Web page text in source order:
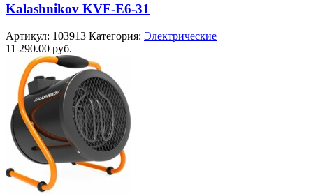
Kalashnikov KVF-E6-31
Артикул: 103913 Категория: Электрические
11 290.00 руб.